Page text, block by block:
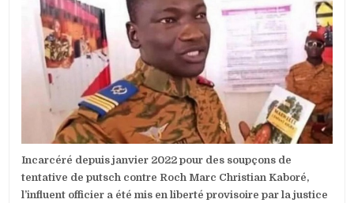
LE
COLONEL
EMMANUEL
EN
LIBERTÉ
Incarcéré depuis janvier 2022 pour des soupçons de
tentative de putsch contre Roch Marc Christian Kaboré,
l’influent officier a été mis en liberté provisoire par la justice